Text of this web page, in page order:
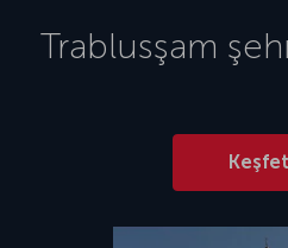
2014 yılında Trablus Uluslararası
şehirdeki tek havalimanı olan Mitiga
Trablusşam
Keşfet